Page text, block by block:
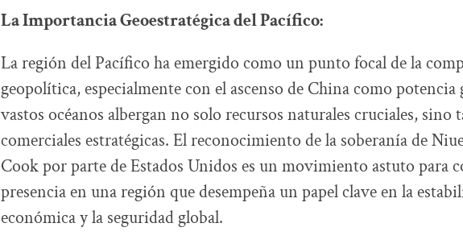
La Importancia Geoestratégica del Pacífico:
La región del Pacífico ha emergido como un punto focal de la
geopolítica, especialmente con el ascenso de China como potencia
vastos océanos albergan no solo recursos naturales cruciales, sino
comerciales estratégicas. El reconocimiento de la soberanía de
Cook por parte de Estados Unidos es un movimiento astuto para
presencia en una región que desempeña un papel clave en la
económica y la seguridad global.